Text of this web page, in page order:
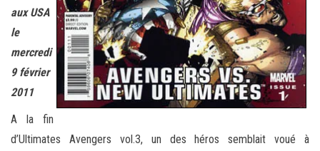
aux USA
le
mercredi
9 février
2011
A la fin
d’Ultimates Avengers vol.3, un des héros semblait voué à